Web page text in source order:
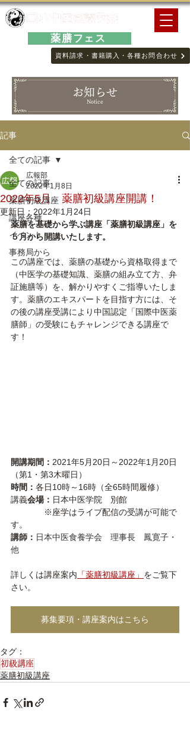
資料請求・書籍購入・各種お問合わせ
薬膳フェス
お知らせ
Notice
記事
全ての記事
薬膳初級講座
講座各種
イベント
事務局から
全ての記事
2022年5月 薬膳初級講座開講！
広報部
2022年1月8日
更新日： 2022年1月24日
薬膳を基礎から学ぶ講座「薬膳初級講座」を
５月から開講いたします。
この講座では、薬膳の基礎から資格取得まで
（中医学の基礎知識、薬膳の組み立て方、弁
証施膳等）を、解かりやすくご指導いたしま
す。薬膳のエキスパートを目指す方には、そ
の後の講座受講により中国認定「国際中医薬
膳師」の受験にもチャレンジできる講座で
す！
開講期間： 2021年5月20日～2022年1月20日
（第1・第3木曜日）
時間： 各日10時～16時（全65時間履修）
講義会場： 日本中医学院　別館
※座学はライブ配信の受講が可能で
す。
講師： 日本中医食養学会　理事長　鳳寛子・
他
詳しくは講座案内 「薬膳初級講座」 をご覧下
さい。
募集要項・講座案内はこちら
タグ：
初級講座
薬膳初級講座